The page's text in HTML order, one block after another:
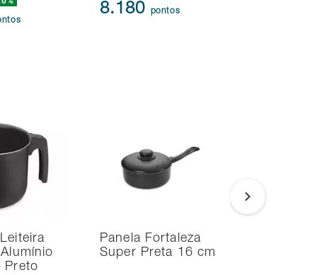
8.180 pontos
Preto
Panela Fortaleza
Super Preta 16 cm